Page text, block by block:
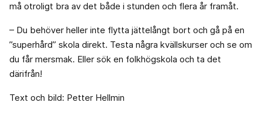
må otroligt bra av det både i stunden och flera år framåt.
– Du behöver heller inte flytta jättelångt bort och gå på en
”superhård” skola direkt. Testa några kvällskurser och se om
du får mersmak. Eller sök en folkhögskola och ta det
därifrån!
Text och bild: Petter Hellmin